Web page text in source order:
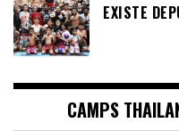
EXISTE
CAMPS